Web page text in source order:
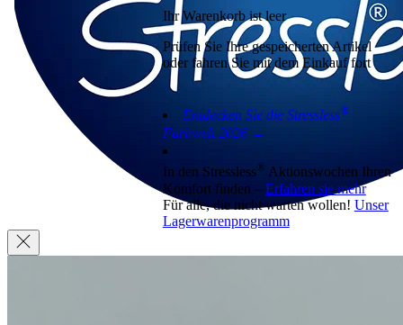
Ihr Warenkorb ist leer
Prüfen Sie Ihre gespeicherten Artikel
oder fahren Sie mit dem Einkauf fort
Entdecken Sie die Stressless®
Farbwelt 2026 →
In den Stressless® Aktionswochen Ihren
Komfort finden – Erfahren sie mehr
Für alle, die nicht warten wollen! Unser
Lagerwarenprogramm